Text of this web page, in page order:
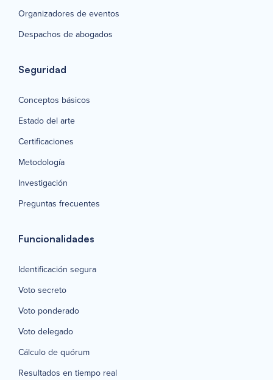
Organizadores de eventos
Despachos de abogados
Seguridad
Conceptos básicos
Estado del arte
Certificaciones
Metodología
Investigación
Preguntas frecuentes
Funcionalidades
Identificación segura
Voto secreto
Voto ponderado
Voto delegado
Cálculo de quórum
Resultados en tiempo real